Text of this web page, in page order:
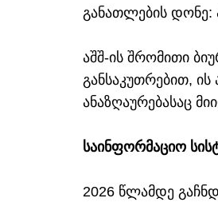
განათლების დონე:
აშშ-ის შრომითი
განსაკუთრებით, ის
ანაზღაურებასაც
საინფორმაციო
2026 წლამდე